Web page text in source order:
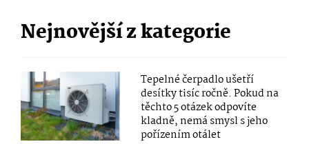
Nejnovější z kategorie
Tepelné čerpadlo ušetří
desítky tisíc ročně. Pokud na
těchto 5 otázek odpovíte
kladně, nemá smysl s jeho
pořízením otálet